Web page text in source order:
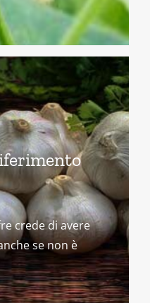
crede di avere
se non è